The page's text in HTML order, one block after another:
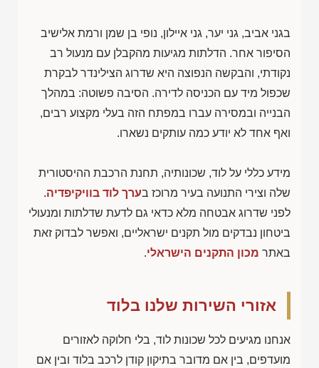
בגני אביב, גני יער, גני איילון, נופי בן שמן ורמת אלישיב
הסיפור אחר. הדלתות מגיעות מהקבלן עם מנעול רב
נקודתי, והבקשה הנפוצה היא שדרוג הצילינדר לבקרת
שכפול מיד עם הכניסה לדירה. הסיבה פשוטה: במהלך
הבנייה ובמסירה עברו במפתח הזה בעלי מקצוע רבים,
ואף אחד לא יודע כמה עותקים נשארו.
מידע כללי על לוד, שכונותיה, תחנת הרכבת ההיסטורית
שלה וצירי התנועה בעיר מרוכז בערך לוד בוויקיפדיה.
לפני שדרוג אבטחה מלא כדאי גם לדעת שדלתות ומנעולי
ביטחון נבדקים מול תקנים ישראליים, ואפשר לבדוק זאת
באתר מכון התקנים הישראלי.
אזורי השירות שלנו בלוד
אנחנו מגיעים לכל שכונות לוד, בלי חלוקה לאזורים
מועדפים, בין אם מדובר בתיקון קודן לרכב בלוד ובין אם